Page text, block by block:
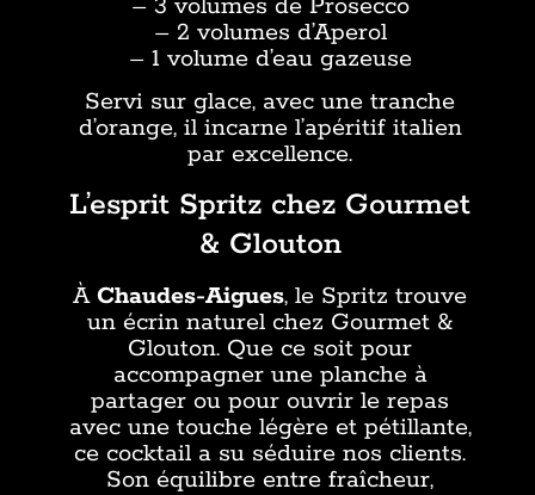
– 3 volumes de Prosecco
– 2 volumes d’Aperol
– 1 volume d’eau gazeuse
Servi sur glace, avec une tranche
d’orange, il incarne l’apéritif italien
par excellence.
L’esprit Spritz chez Gourmet
& Glouton
ÀChaudes-Aigues, le Spritz trouve
un écrin naturel chez Gourmet &
Glouton. Que ce soit pour
accompagner une planche à
partager ou pour ouvrir le repas
avec une touche légère et pétillante,
ce cocktail a su séduire nos clients.
Son équilibre entre fraîcheur,